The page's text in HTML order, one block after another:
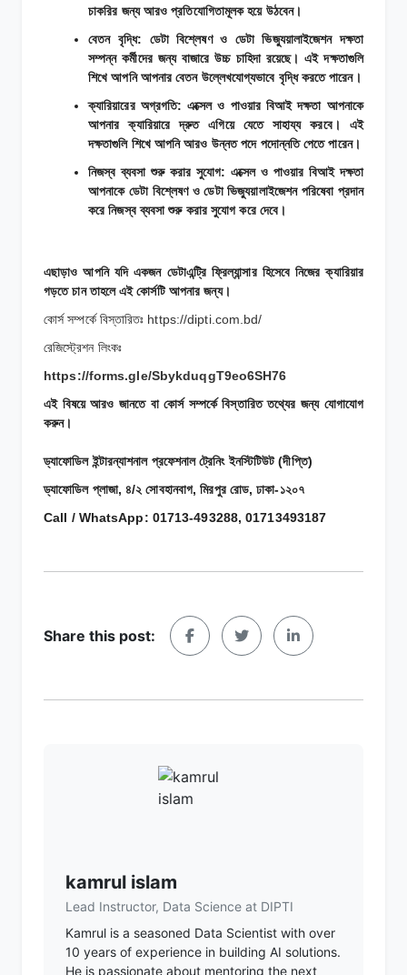
চাকরির জন্য আরও প্রতিযোগিতামূলক হয়ে উঠবেন।
বেতন বৃদ্ধি: ডেটা বিশ্লেষণ ও ডেটা ভিজ্যুয়ালাইজেশন দক্ষতা
সম্পন্ন কর্মীদের জন্য বাজারে উচ্চ চাহিদা রয়েছে। এই দক্ষতাগুলি
শিখে আপনি আপনার বেতন উল্লেখযোগ্যভাবে বৃদ্ধি করতে পারেন।
ক্যারিয়ারের অগ্রগতি: এক্সেল ও পাওয়ার বিআই দক্ষতা আপনাকে
আপনার ক্যারিয়ারে দ্রুত এগিয়ে যেতে সাহায্য করবে। এই
দক্ষতাগুলি শিখে আপনি আরও উন্নত পদে পদোন্নতি পেতে পারেন।
নিজস্ব ব্যবসা শুরু করার সুযোগ: এক্সেল ও পাওয়ার বিআই দক্ষতা
আপনাকে ডেটা বিশ্লেষণ ও ডেটা ভিজ্যুয়ালাইজেশন পরিষেবা প্রদান
করে নিজস্ব ব্যবসা শুরু করার সুযোগ করে দেবে।
এছাড়াও আপনি যদি একজন ডেটাএন্ট্রি ফ্রিল্যান্সার হিসেবে নিজের ক্যারিয়ার
গড়তে চান তাহলে এই কোর্সটি আপনার জন্য।
কোর্স সম্পর্কে বিস্তারিতঃ https://dipti.com.bd/
রেজিস্ট্রেশন লিংকঃ
https://forms.gle/SbykduqgT9eo6SH76
এই বিষয়ে আরও জানতে বা কোর্স সম্পর্কে বিস্তারিত তথ্যের জন্য যোগাযোগ
করুন।
ড্যাফোডিল ইন্টারন্যাশনাল প্রফেশনাল ট্রেনিং ইনস্টিটিউট (দীপ্তি)
ড্যাফোডিল প্লাজা, ৪/২ সোবহানবাগ, মিরপুর রোড, ঢাকা-১২০৭
Call / WhatsApp: 01713-493288, 01713493187
Share this post:
kamrul islam
Lead Instructor, Data Science at DIPTI
Kamrul is a seasoned Data Scientist with over
10 years of experience in building AI solutions.
He is passionate about mentoring the next